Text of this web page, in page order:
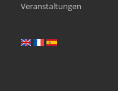
Veranstaltungen